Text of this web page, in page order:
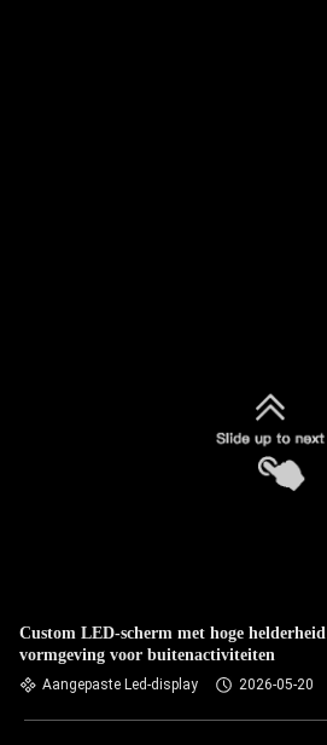
Custom LED-scherm met hoge
vormgeving voor buitenactiviteiten
Aangepaste Led-display 2026-05-20